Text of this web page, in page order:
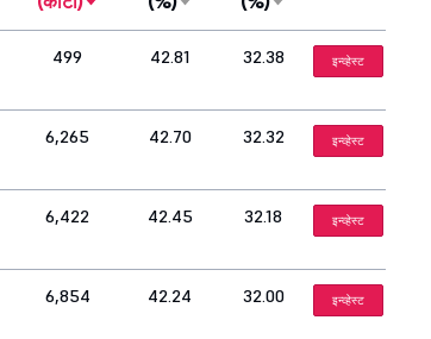
499 42.81 32.38 इन्व्हेस्ट
6,265 42.70 32.32 इन्व्हेस्ट
6,422 42.45 32.18 इन्व्हेस्ट
6,854 42.24 32.00 इन्व्हेस्ट